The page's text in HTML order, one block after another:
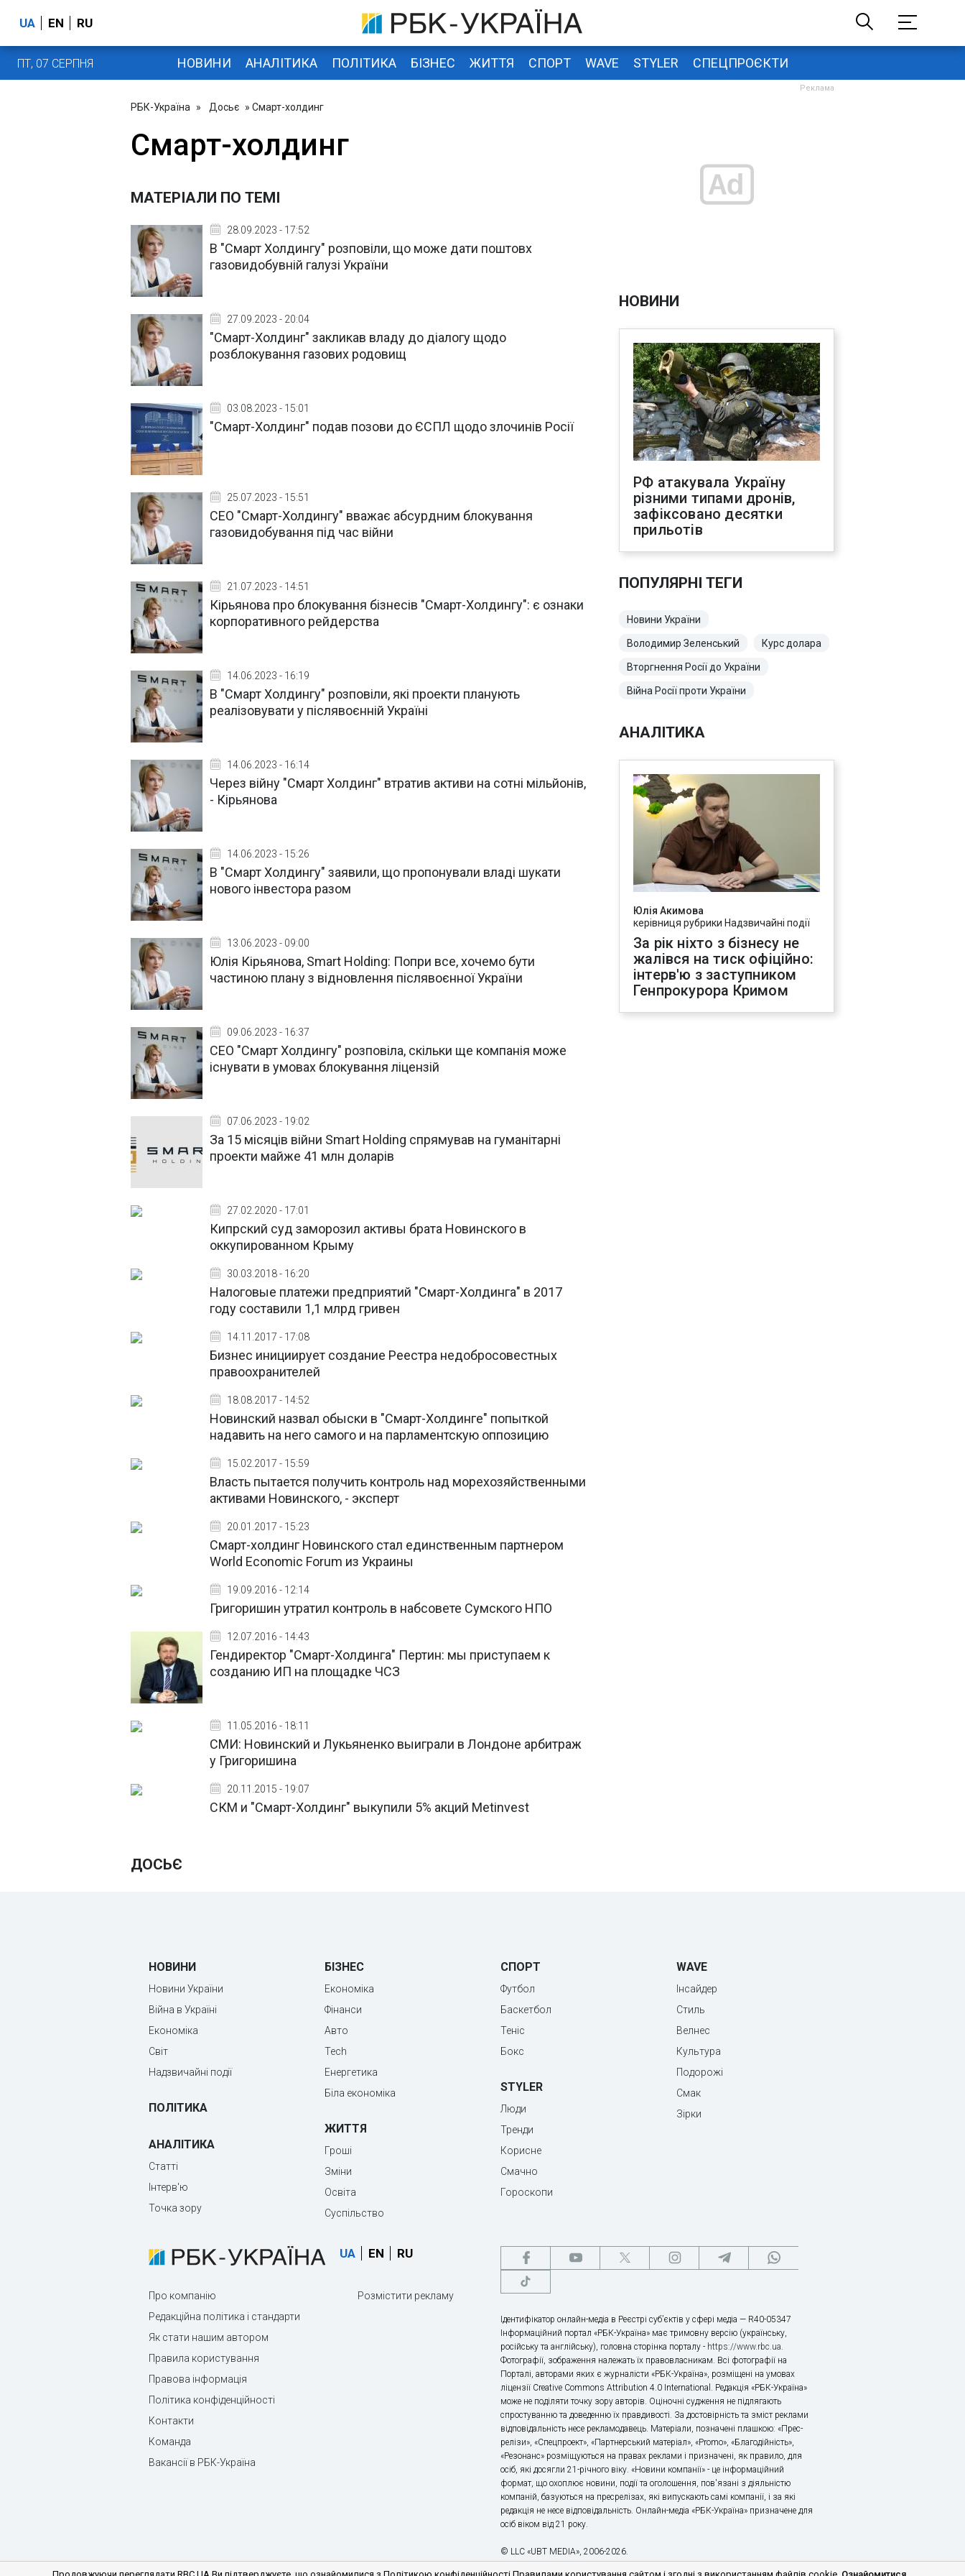
UA EN RU
ПТ, 07 СЕРПНЯ НОВИНИ АНАЛІТИКА ПОЛІТИКА БІЗНЕС ЖИТТЯ СПОРТ WAVE STYLER СПЕЦПРОЄКТИ
РБК-Україна » Досьє » Смарт-холдинг
Смарт-холдинг
МАТЕРІАЛИ ПО ТЕМІ
28.09.2023 - 17:52
В "Смарт Холдингу" розповіли, що може дати поштовх
газовидобувній галузі України
27.09.2023 - 20:04
"Смарт-Холдинг" закликав владу до діалогу щодо
розблокування газових родовищ
03.08.2023 - 15:01
"Смарт-Холдинг" подав позови до ЄСПЛ щодо злочинів Росії
25.07.2023 - 15:51
СЕО "Смарт-Холдингу" вважає абсурдним блокування
газовидобування під час війни
21.07.2023 - 14:51
Кірьянова про блокування бізнесів "Смарт-Холдингу": є ознаки
корпоративного рейдерства
14.06.2023 - 16:19
В "Смарт Холдингу" розповіли, які проекти планують
реалізовувати у післявоєнній Україні
14.06.2023 - 16:14
Через війну "Смарт Холдинг" втратив активи на сотні мільйонів,
- Кірьянова
14.06.2023 - 15:26
В "Смарт Холдингу" заявили, що пропонували владі шукати
нового інвестора разом
13.06.2023 - 09:00
Юлія Кірьянова, Smart Holding: Попри все, хочемо бути
частиною плану з відновлення післявоєнної України
09.06.2023 - 16:37
СЕО "Смарт Холдингу" розповіла, скільки ще компанія може
існувати в умовах блокування ліцензій
07.06.2023 - 19:02
За 15 місяців війни Smart Holding спрямував на гуманітарні
проекти майже 41 млн доларів
27.02.2020 - 17:01
Кипрский суд заморозил активы брата Новинского в
оккупированном Крыму
30.03.2018 - 16:20
Налоговые платежи предприятий "Смарт-Холдинга" в 2017
году составили 1,1 млрд гривен
14.11.2017 - 17:08
Бизнес инициирует создание Реестра недобросовестных
правоохранителей
18.08.2017 - 14:52
Новинский назвал обыски в "Смарт-Холдинге" попыткой
надавить на него самого и на парламентскую оппозицию
15.02.2017 - 15:59
Власть пытается получить контроль над морехозяйственными
активами Новинского, - эксперт
20.01.2017 - 15:23
Смарт-холдинг Новинского стал единственным партнером
World Economic Forum из Украины
19.09.2016 - 12:14
Григоришин утратил контроль в набсовете Сумского НПО
12.07.2016 - 14:43
Гендиректор "Смарт-Холдинга" Пертин: мы приступаем к
созданию ИП на площадке ЧСЗ
11.05.2016 - 18:11
СМИ: Новинский и Лукьяненко выиграли в Лондоне арбитраж
у Григоришина
20.11.2015 - 19:07
СКМ и "Cмарт-Холдинг" выкупили 5% акций Metinvest
ДОСЬЄ
НОВИНИ
РФ атакувала Україну
різними типами дронів,
зафіксовано десятки
прильотів
ПОПУЛЯРНІ ТЕГИ
Новини України
Володимир Зеленський Курс долара
Вторгнення Росії до України
Війна Росії проти України
АНАЛІТИКА
Юлія Акимова
керівниця рубрики Надзвичайні події
За рік ніхто з бізнесу не
жалівся на тиск офіційно:
інтерв'ю з заступником
Генпрокурора Кримом
НОВИНИ
Новини України
Війна в Україні
Економіка
Світ
Надзвичайні події
ПОЛІТИКА
АНАЛІТИКА
Статті
Інтерв'ю
Точка зору
БІЗНЕС
Економіка
Фінанси
Авто
Tech
Енергетика
Біла економіка
ЖИТТЯ
Гроші
Зміни
Освіта
Суспільство
СПОРТ
Футбол
Баскетбол
Теніс
Бокс
STYLER
Люди
Тренди
Корисне
Смачно
Гороскопи
WAVE
Інсайдер
Стиль
Велнес
Культура
Подорожі
Смак
Зірки
UA EN RU
Про компанію
Редакційна політика і стандарти
Як стати нашим автором
Правила користування
Правова інформація
Політика конфіденційності
Контакти
Команда
Вакансії в РБК-Україна
Розмістити рекламу
Ідентифікатор онлайн-медіа в Реєстрі суб’єктів у сфері медіа — R40-05347
Інформаційний портал «РБК-Україна» має тримовну версію (українську,
російську та англійську), головна сторінка порталу - https://www.rbc.ua.
Фотографії, зображення належать їх правовласникам. Всі фотографії на
Порталі, авторами яких є журналісти «РБК-Україна», розміщені на умовах
ліцензії Creative Commons Attribution 4.0 International. Редакція «РБК-Україна»
може не поділяти точку зору авторів. Оціночні судження не підлягають
спростуванню та доведенню їх правдивості. За достовірність та зміст реклами
відповідальність несе рекламодавець. Матеріали, позначені плашкою: «Прес-
релізи», «Спецпроект», «Партнерський матеріал», «Promo», «Благодійність»,
«Резонанс» розміщуються на правах реклами і призначені, як правило, для
осіб, які досягли 21-річного віку. «Новини компанії» - це інформаційний
формат, що охоплює новини, події та оголошення, пов'язані з діяльністю
компаній, базуються на пресрелізах, які випускають самі компанії, і за які
редакція не несе відповідальність. Онлайн-медіа «РБК-Україна» призначене для
осіб віком від 21 року.
© LLC «UBT MEDIA», 2006-2026.